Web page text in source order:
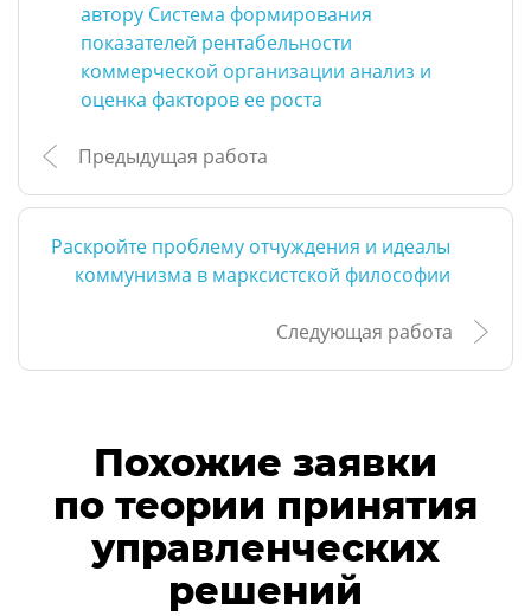
автору Система формирования
показателей рентабельности
коммерческой организации анализ и
оценка факторов ее роста
Предыдущая работа
Раскройте проблему отчуждения и идеалы
коммунизма в марксистской философии
Следующая работа
Похожие заявки
по теории принятия
управленческих
решений